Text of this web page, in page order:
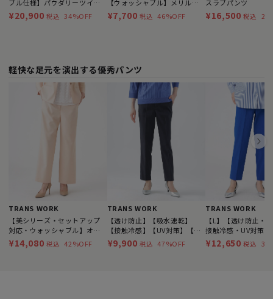
ブル仕様】パウダリーツイル
パンツ
¥20,900 税込 34%OFF
【ウォッシャブル】メリルハ
イテンションクロップドパン
ツ
¥7,700 税込 46%OFF
スラブパンツ
¥16,500 税込
軽快な足元を演出する優秀パンツ
TRANS WORK
【美シリーズ・セットアップ
対応・ウォッシャブル】オッ
クスストレッチパンツ
¥14,080 税込 42%OFF
TRANS WORK
【透け防止】【吸水速乾】
【接触冷感】【UV対策】【ウ
ォッシャブル】ドライオック
スストレートパンツ
¥9,900 税込 47%OFF
TRANS WORK
【L】【透け防止・
接触冷感・UV対策
ャブル】ドライオッ
ツ
¥12,650 税込